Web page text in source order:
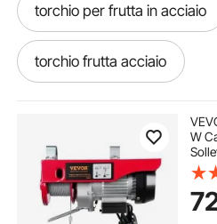
torchio per frutta in acciaio
torchio frutta acciaio
fune acciaio
alambicco rame o acciaio
W